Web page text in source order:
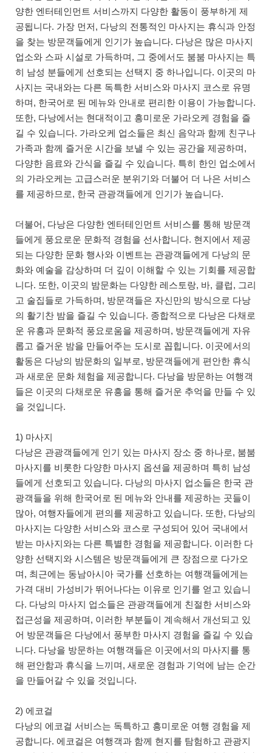
양한 엔터테인먼트 서비스까지 다양한 활동이 풍부하게 제
공됩니다. 가장 먼저, 다낭의 전통적인 마사지는 휴식과 안정
을 찾는 방문객들에게 인기가 높습니다. 다낭은 많은 마사지
업소와 스파 시설로 가득하며, 그 중에서도 붐붐 마사지는 특
히 남성 분들에게 선호되는 선택지 중 하나입니다. 이곳의 마
사지는 국내와는 다른 독특한 서비스와 마사지 코스로 유명
하며, 한국어로 된 메뉴와 안내로 편리한 이용이 가능합니다.
또한, 다낭에서는 현대적이고 흥미로운 가라오케 경험을 즐
길 수 있습니다. 가라오케 업소들은 최신 음악과 함께 친구나
가족과 함께 즐거운 시간을 보낼 수 있는 공간을 제공하며,
다양한 음료와 간식을 즐길 수 있습니다. 특히 한인 업소에서
의 가라오케는 고급스러운 분위기와 더불어 더 나은 서비스
를 제공하므로, 한국 관광객들에게 인기가 높습니다.
더불어, 다낭은 다양한 엔터테인먼트 서비스를 통해 방문객
들에게 풍요로운 문화적 경험을 선사합니다. 현지에서 제공
되는 다양한 문화 행사와 이벤트는 관광객들에게 다낭의 문
화와 예술을 감상하며 더 깊이 이해할 수 있는 기회를 제공합
니다. 또한, 이곳의 밤문화는 다양한 레스토랑, 바, 클럽, 그리
고 술집들로 가득하며, 방문객들은 자신만의 방식으로 다낭
의 활기찬 밤을 즐길 수 있습니다. 종합적으로 다낭은 다채로
운 유흥과 문화적 풍요로움을 제공하며, 방문객들에게 자유
롭고 즐거운 밤을 만들어주는 도시로 꼽힙니다. 이곳에서의
활동은 다낭의 밤문화의 일부로, 방문객들에게 편안한 휴식
과 새로운 문화 체험을 제공합니다. 다낭을 방문하는 여행객
들은 이곳의 다채로운 유흥을 통해 즐거운 추억을 만들 수 있
을 것입니다.
1) 마사지
다낭은 관광객들에게 인기 있는 마사지 장소 중 하나로, 붐붐
마사지를 비롯한 다양한 마사지 옵션을 제공하며 특히 남성
들에게 선호되고 있습니다. 다낭의 마사지 업소들은 한국 관
광객들을 위해 한국어로 된 메뉴와 안내를 제공하는 곳들이
많아, 여행자들에게 편의를 제공하고 있습니다. 또한, 다낭의
마사지는 다양한 서비스와 코스로 구성되어 있어 국내에서
받는 마사지와는 다른 특별한 경험을 제공합니다. 이러한 다
양한 선택지와 시스템은 방문객들에게 큰 장점으로 다가오
며, 최근에는 동남아시아 국가를 선호하는 여행객들에게는
가격 대비 가성비가 뛰어나다는 이유로 인기를 얻고 있습니
다. 다낭의 마사지 업소들은 관광객들에게 친절한 서비스와
접근성을 제공하며, 이러한 부분들이 계속해서 개선되고 있
어 방문객들은 다낭에서 풍부한 마사지 경험을 즐길 수 있습
니다. 다낭을 방문하는 여행객들은 이곳에서의 마사지를 통
해 편안함과 휴식을 느끼며, 새로운 경험과 기억에 남는 순간
을 만들어갈 수 있을 것입니다.
2) 에코걸
다낭의 에코걸 서비스는 독특하고 흥미로운 여행 경험을 제
공합니다. 에코걸은 여행객과 함께 현지를 탐험하고 관광지